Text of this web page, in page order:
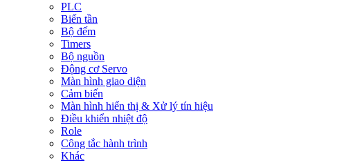
PLC
Biến tần
Bộ đếm
Timers
Bộ nguồn
Động cơ Servo
Màn hình giao diện
Cảm biến
Màn hình hiển thị & Xử lý tín hiệu
Điều khiển nhiệt độ
Role
Công tắc hành trình
Khác